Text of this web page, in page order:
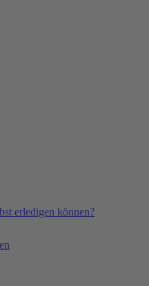
erledigen können?